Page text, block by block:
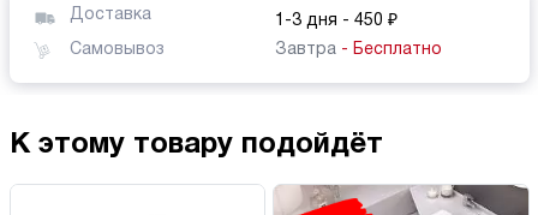
Доставка 1-3 дня - 450 ₽
Самовывоз
Завтра - Бесплатно
К этому товару подойдёт